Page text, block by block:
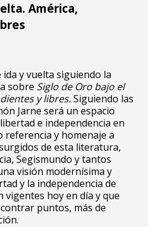
América,
y vuelta siguiendo la
sobre Siglo de Oro bajo el
y libres.Siguiendo las
Jarne será un espacio
e independencia en
referencia y homenaje a
de esta literatura,
Segismundo y tantos
visión modernísima y
y la independencia de
vigentes hoy en día y que
puntos, más de